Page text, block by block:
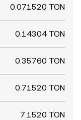
0.071520 TON
0.14304 TON
0.35760 TON
0.71520 TON
7.1520 TON